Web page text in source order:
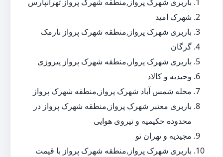
شهرک امید
باربری شهرک پرواز,منطقه شهرک پرواز نارمک
گرگان
باربری شهرک پرواز,منطقه شهرک پرواز پیروزی
وحیدیه و کالاد
محله شمس آباد شهرک پرواز,منطقه شهرک پرواز
باربری معتبر شهرک پرواز,منطقه شهرک پرواز در
محدوده حکیمیه و نیروی هوایی
مجیدیه و تهران نو
باربری شهرک پرواز,منطقه شهرک پرواز با قیمت